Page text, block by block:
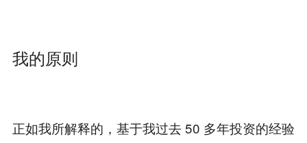
我的原则
正如我所解释的，基于我过去 50 多年投资的经验